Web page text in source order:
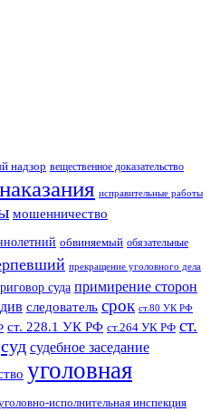
надзор вещественное доказательство
исправительные работы
мошенничество
обвиняемый обязательные
прекращение уголовного дела
суда примирение сторон
следователь срок ст.80 УК РФ
ст. 228.1 УК РФ ст.264 УК РФ ст.
суд судебное заседание
уголовная
исполнительная инспекция